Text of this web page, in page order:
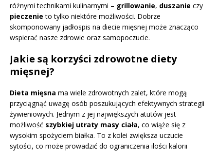
różnymi technikami kulinarnymi – grillowanie, duszanie czy
pieczenie to tylko niektóre możliwości. Dobrze
skomponowany jadłospis na diecie mięsnej może znacząco
wspierać nasze zdrowie oraz samopoczucie.
Jakie są korzyści zdrowotne diety
mięsnej?
Dieta mięsna ma wiele zdrowotnych zalet, które mogą
przyciągnąć uwagę osób poszukujących efektywnych strategii
żywieniowych. Jednym z jej największych atutów jest
możliwość szybkiej utraty masy ciała, co wiąże się z
wysokim spożyciem białka. To z kolei zwiększa uczucie
sytości, co może prowadzić do ograniczenia ilości kalorii